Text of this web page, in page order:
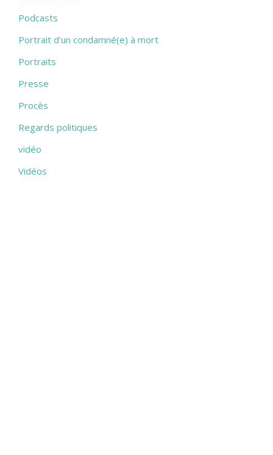
Podcasts
Portrait d'un condamné(e) à mort
Portraits
Presse
Procès
Regards politiques
vidéo
Vidéos